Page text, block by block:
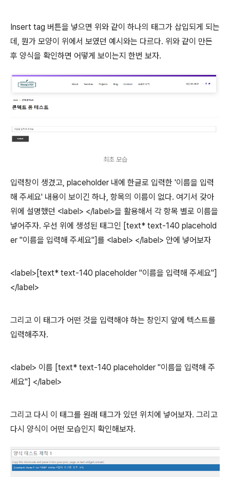
Insert tag 버튼을 넣으면 위와 같이 하나의 태그가 삽입되게 되는
데, 뭔가 모양이 위에서 보였던 예시와는 다르다. 위와 같이 만든
후 양식을 확인하면 어떻게 보이는지 한번 보자.
최초 모습
입력창이 생겼고, placeholder 내에 한글로 입력한 '이름을 입력
해 주세요' 내용이 보이긴 하나, 항목의 이름이 없다. 여기서 갖아
위에 설명했던 <label> </label>을 활용해서 각 항목 별로 이름을
넣어주자. 우선 위에 생성된 태그인 [text* text-140 placehold
er "이름을 입력해 주세요"]를 <label> </label> 안에 넣어보자
<label>[text* text-140 placeholder "이름을 입력해 주세요"]
</label>
그리고 이 태그가 어떤 것을 입력해야 하는 창인지 앞에 텍스트를
입력해주자.
<label> 이름 [text* text-140 placeholder "이름을 입력해 주
세요"] </label>
그리고 다시 이 태그를 원래 태그가 있던 위치에 넣어보자. 그리고
다시 양식이 어떤 모습인지 확인해보자.